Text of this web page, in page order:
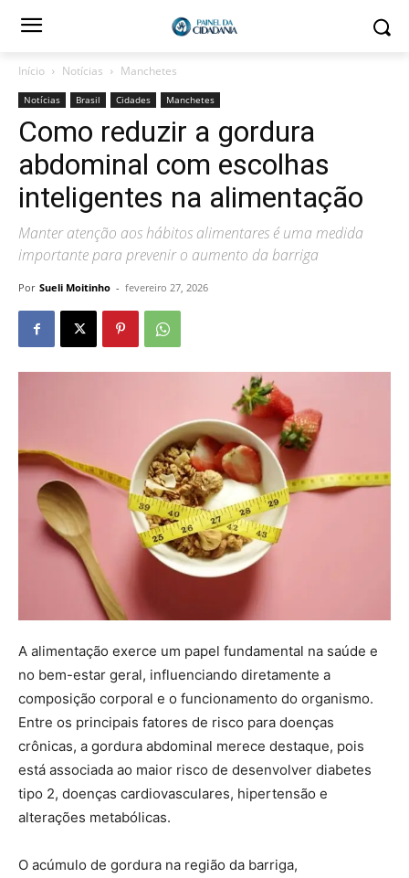
Início Notícias Manchetes
Notícias Brasil Cidades Manchetes
Como reduzir a gordura
abdominal com escolhas
inteligentes na alimentação
Manter atenção aos hábitos alimentares é uma medida
importante para prevenir o aumento da barriga
Por Sueli Moitinho - fevereiro 27, 2026
A alimentação exerce um papel fundamental na saúde e
no bem-estar geral, influenciando diretamente a
composição corporal e o funcionamento do organismo.
Entre os principais fatores de risco para doenças
crônicas, a gordura abdominal merece destaque, pois
está associada ao maior risco de desenvolver diabetes
tipo 2, doenças cardiovasculares, hipertensão e
alterações metabólicas.
O acúmulo de gordura na região da barriga,